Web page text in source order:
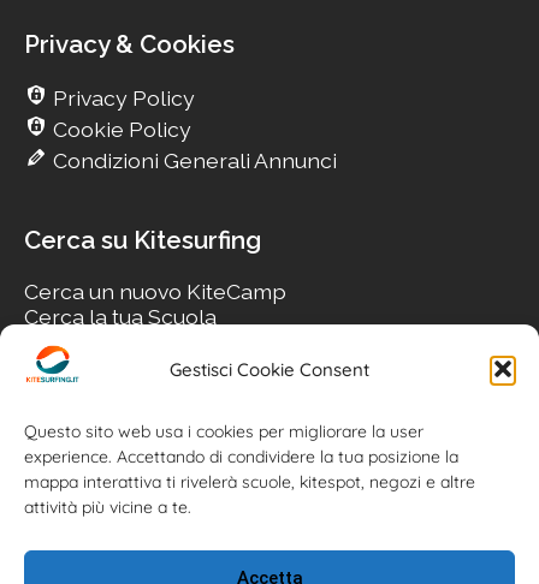
Gestisci Cookie Consent
Questo sito web usa i cookies per migliorare la user
experience. Accettando di condividere la tua posizione la
mappa interattiva ti rivelerà scuole, kitespot, negozi e altre
attività più vicine a te.
Accetta
Privacy & Cookies
Privacy Policy
Cookie Policy
Condizioni Generali Annunci
Cerca su Kitesurfing
Cerca un nuovo KiteCamp
Cerca la tua Scuola
Cerca il tuo KiteSpot
Cerca Accommodation
Cerca il tuo Usato